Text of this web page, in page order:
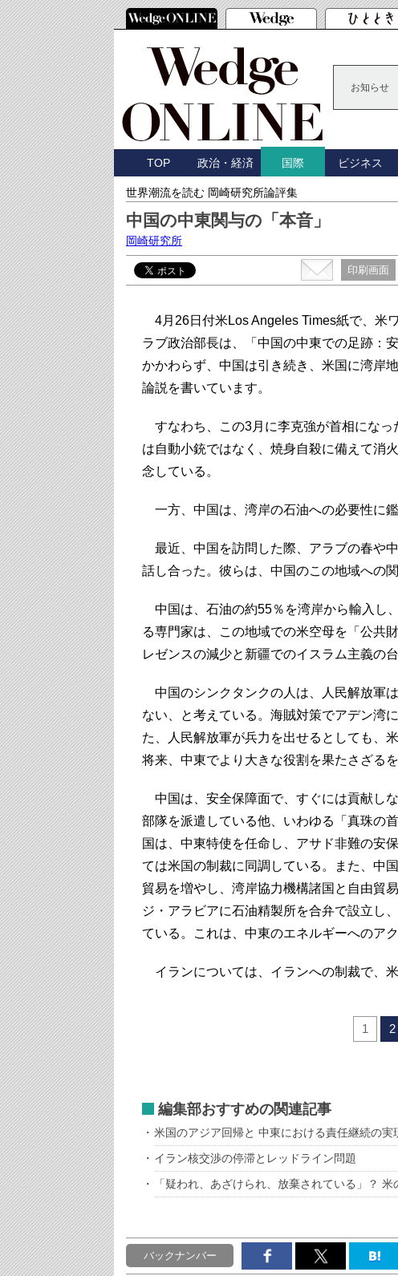
お知らせ
TOP 政治・経済 国際 ビジネス
世界潮流を読む 岡崎研究所論評集
中国の中東関与の「本音」
岡崎研究所
印刷画面
4月26日付米Los Angeles Times紙で、米
ラブ政治部長は、「中国の中東での足跡：
かかわらず、中国は引き続き、米国に湾岸
論説を書いています。
すなわち、この3月に李克強が首相になっ
は自動小銃ではなく、焼身自殺に備えて消
念している。
一方、中国は、湾岸の石油への必要性に
最近、中国を訪問した際、アラブの春や
話し合った。彼らは、中国のこの地域への
中国は、石油の約55％を湾岸から輸入し
る専門家は、この地域での米空母を「公共
レゼンスの減少と新疆でのイスラム主義の
中国のシンクタンクの人は、人民解放軍
ない、と考えている。海賊対策でアデン湾
た、人民解放軍が兵力を出せるとしても、
将来、中東でより大きな役割を果たさざる
中国は、安全保障面で、すぐには貢献し
部隊を派遣している他、いわゆる「真珠の
国は、中東特使を任命し、アサド非難の安
ては米国の制裁に同調している。また、中
貿易を増やし、湾岸協力機構諸国と自由貿
ジ・アラビアに石油精製所を合弁で設立し
ている。これは、中東のエネルギーへのア
イランについては、イランへの制裁で、
1 2
編集部おすすめの関連記事
米国のアジア回帰と 中東における責任継続の実
イラン核交渉の停滞とレッドライン問題
「疑われ、あざけられ、放棄されている」？
バックナンバー